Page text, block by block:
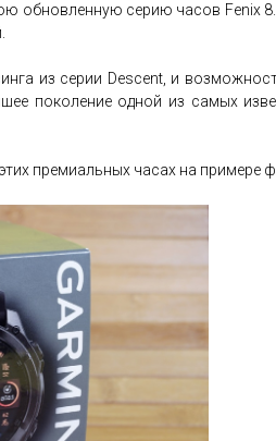
обновленную серию часов Fenix
из серии Descent, и
поколение одной из самых
премиальных часах на